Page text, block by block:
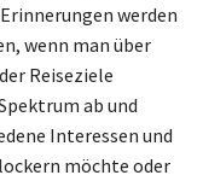
werden
wenn man über
Reiseziele
ab und
Interessen und
möchte oder